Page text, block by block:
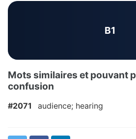
B1
Mots similaires et pouvant
confusion
#2071 audience; hearing